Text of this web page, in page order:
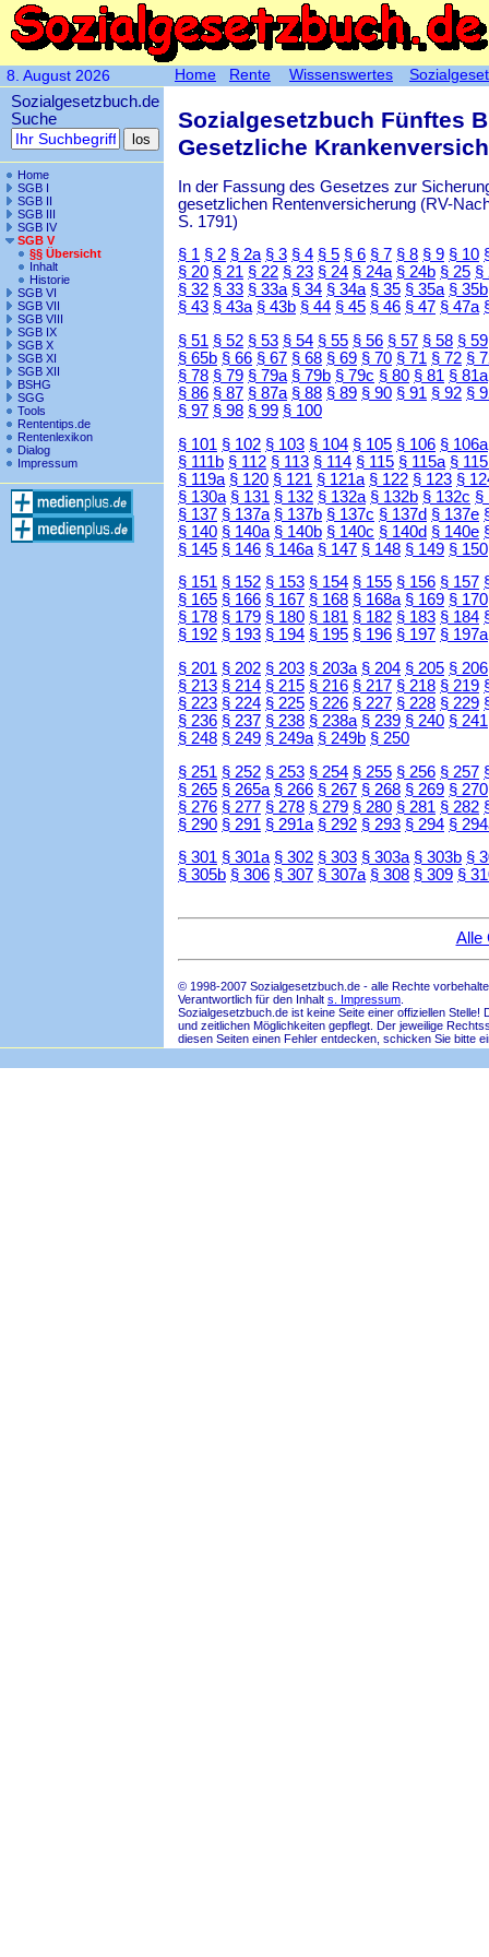
8. August 2026
Sozialgesetzbuch.de
Suche
Home
SGB I
SGB II
SGB III
SGB IV
SGB V
§§ Übersicht
Inhalt
Historie
SGB VI
SGB VII
SGB VIII
SGB IX
SGB X
SGB XI
SGB XII
BSHG
SGG
Tools
Rententips.de
Rentenlexikon
Dialog
Impressum
Sozialgesetzbuch Fünftes
Gesetzliche
In der Fassung des Gesetzes zur
gesetzlichen Rentenversicherung (RV-
S. 1791)
§ 1 § 2 § 2a § 3 § 4 § 5 § 6 § 7 § 8 § 9 § 10
§ 20 § 21 § 22 § 23 § 24 § 24a § 24b § 25 §
§ 32 § 33 § 33a § 34 § 34a § 35 § 35a § 35b
§ 43 § 43a § 43b § 44 § 45 § 46 § 47 § 47a
§ 51 § 52 § 53 § 54 § 55 § 56 § 57 § 58 § 59
§ 65b § 66 § 67 § 68 § 69 § 70 § 71 § 72 §
§ 78 § 79 § 79a § 79b § 79c § 80 § 81 § 81a
§ 86 § 87 § 87a § 88 § 89 § 90 § 91 § 92 §
§ 97 § 98 § 99 § 100
§ 101 § 102 § 103 § 104 § 105 § 106 § 106a
§ 111b § 112 § 113 § 114 § 115 § 115a §
§ 119a § 120 § 121 § 121a § 122 § 123 §
§ 130a § 131 § 132 § 132a § 132b § 132c §
§ 137 § 137a § 137b § 137c § 137d § 137e
§ 140 § 140a § 140b § 140c § 140d § 140e
§ 145 § 146 § 146a § 147 § 148 § 149 § 150
§ 151 § 152 § 153 § 154 § 155 § 156 § 157
§ 165 § 166 § 167 § 168 § 168a § 169 § 170
§ 178 § 179 § 180 § 181 § 182 § 183 § 184
§ 192 § 193 § 194 § 195 § 196 § 197 § 197a
§ 201 § 202 § 203 § 203a § 204 § 205 § 206
§ 213 § 214 § 215 § 216 § 217 § 218 § 219
§ 223 § 224 § 225 § 226 § 227 § 228 § 229
§ 236 § 237 § 238 § 238a § 239 § 240 § 241
§ 248 § 249 § 249a § 249b § 250
§ 251 § 252 § 253 § 254 § 255 § 256 § 257
§ 265 § 265a § 266 § 267 § 268 § 269 § 270
§ 276 § 277 § 278 § 279 § 280 § 281 § 282
§ 290 § 291 § 291a § 292 § 293 § 294 §
§ 301 § 301a § 302 § 303 § 303a § 303b §
§ 305b § 306 § 307 § 307a § 308 § 309 §
Alle
© 1998-2007 Sozialgesetzbuch.de - alle Rechte
Verantwortlich für den Inhalt s. Impressum
Sozialgesetzbuch.de ist keine Seite einer offiziellen
und zeitlichen Möglichkeiten gepflegt. Der jeweilige
diesen Seiten einen Fehler entdecken, schicken Sie bitte
Home Rente Wissenswertes